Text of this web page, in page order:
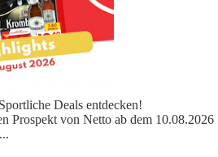
Deals entdecken!
Prospekt von Netto ab dem 10.08.2026
...